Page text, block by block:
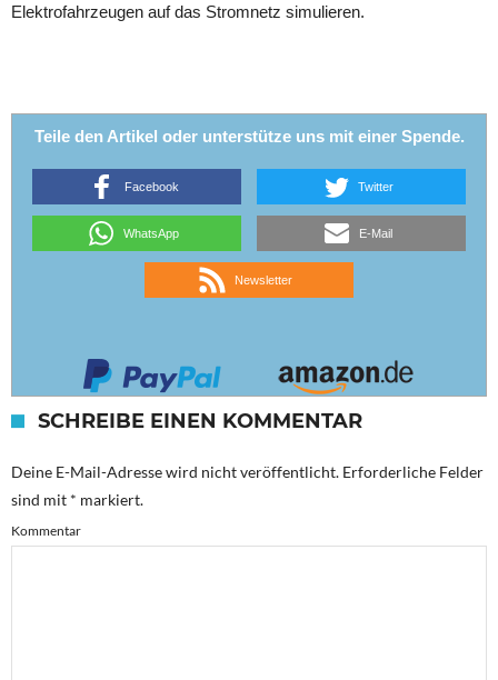
Elektrofahrzeugen auf das Stromnetz simulieren.
Teile den Artikel oder unterstütze uns mit einer Spende.
Facebook Twitter
WhatsApp E-Mail
Newsletter
SCHREIBE EINEN KOMMENTAR
Deine E-Mail-Adresse wird nicht veröffentlicht. Erforderliche Felder
sind mit * markiert.
Kommentar